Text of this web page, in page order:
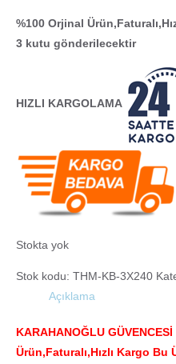
%100 Orjinal
3 kutu gönderilecektir
HIZLI KARGOLAMA
Stokta yok
Stok kodu: THM-KB-3X240
Açıklama
KARAHANOĞLU
Ürün,Faturalı,Hızlı Kargo